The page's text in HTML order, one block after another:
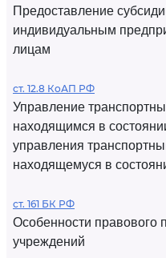
Предоставление
индивидуальным
лицам
ст. 12.8 КоАП РФ
Управление
находящимся в
управления
находящемуся в
ст. 161 БК РФ
Особенности правового
учреждений